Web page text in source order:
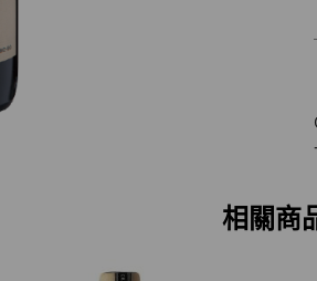
相關商